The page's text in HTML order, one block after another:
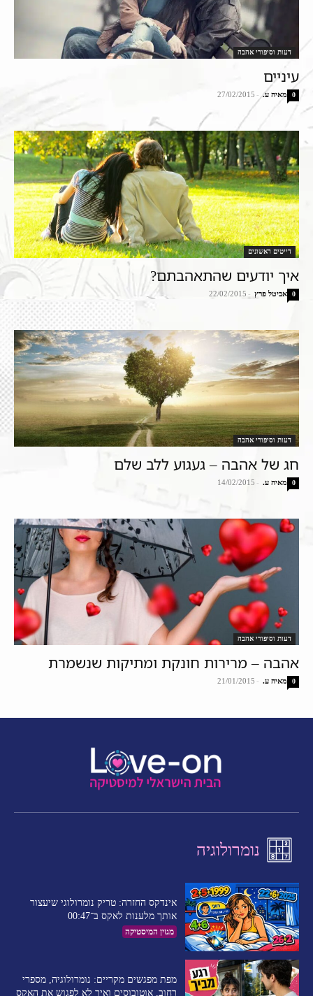
דעות וסיפורי אהבה
עיניים
מאיה ע. -
27/02/2015 0
דייטים ראשונים
איך יודעים שהתאהבתם?
אביטל פרץ -
22/02/2015 0
דעות וסיפורי אהבה
חג של אהבה – געגוע ללב שלם
מאיה ע. -
14/02/2015 0
דעות וסיפורי אהבה
אהבה – מרירות חונקת ומתיקות שנשמרת
מאיה ע. -
21/01/2015 0
נומרולוגיה
אינדקס החזרה: טריק נומרולוגי שיעצור
אותך מלענות לאקס ב־00:47
מגזין המיסטיקה
מפת מפגשים מקריים: נומרולוגיה, מספרי
רחוב, אוטובוסים ואיך לא לפגוש את האקס